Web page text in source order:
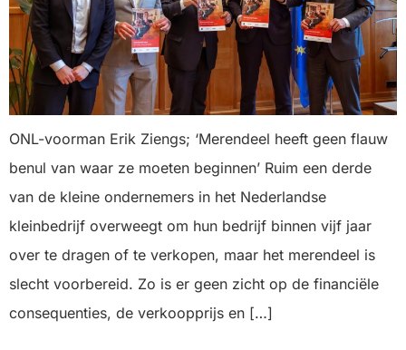
ONL-voorman Erik Ziengs; ‘Merendeel heeft geen flauw
benul van waar ze moeten beginnen’ Ruim een derde
van de kleine ondernemers in het Nederlandse
kleinbedrijf overweegt om hun bedrijf binnen vijf jaar
over te dragen of te verkopen, maar het merendeel is
slecht voorbereid. Zo is er geen zicht op de financiële
consequenties, de verkoopprijs en […]